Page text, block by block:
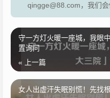
qingge@88.com，我们会
守一方灯火暖一座城，我眼
置询问
« 上一篇
女人出虚汗失眠别慌！先找